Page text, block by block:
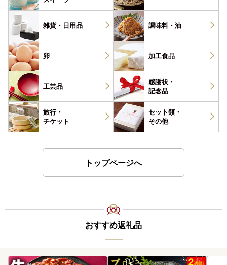
雑貨・ 日用品 調味料・ 油
卵 加工食品
工芸品
感謝状・
記念品
旅行・
チケット
セット類・
その他
トップページへ
おすすめ返礼品